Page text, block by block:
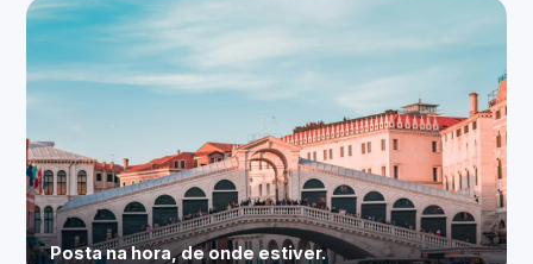
Posta na hora, de onde estiver.